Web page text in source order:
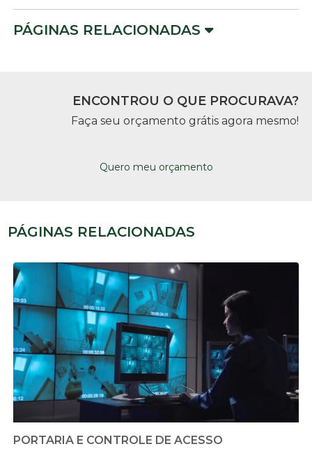
PÁGINAS RELACIONADAS
ENCONTROU O QUE PROCURAVA?
Faça seu orçamento grátis agora mesmo!
Quero meu orçamento
PÁGINAS RELACIONADAS
PORTARIA E CONTROLE DE ACESSO